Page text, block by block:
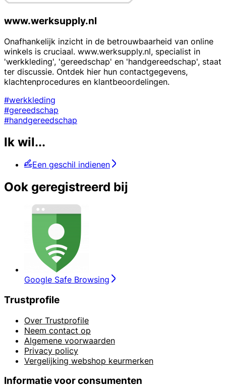
www.werksupply.nl
Onafhankelijk inzicht in de betrouwbaarheid van online
winkels is cruciaal. www.werksupply.nl, specialist in
'werkkleding', 'gereedschap' en 'handgereedschap', staat
ter discussie. Ontdek hier hun contactgegevens,
klachtenprocedures en klantbeoordelingen.
#werkkleding
#gereedschap
#handgereedschap
Ik wil...
Een geschil indienen
Ook geregistreerd bij
Google Safe Browsing
Trustprofile
Over Trustprofile
Neem contact op
Algemene voorwaarden
Privacy policy
Vergelijking webshop keurmerken
Informatie voor consumenten